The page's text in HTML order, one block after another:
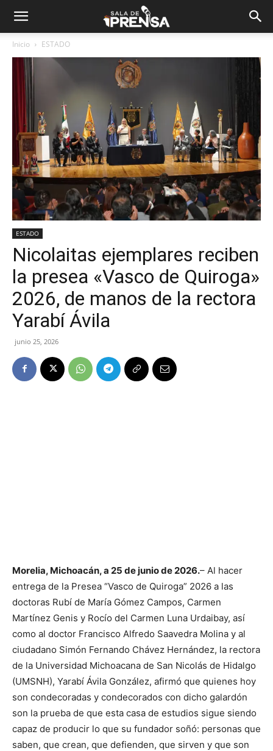
Inicio ESTADO
ESTADO
Nicolaitas ejemplares reciben
la presea «Vasco de Quiroga»
2026, de manos de la rectora
Yarabí Ávila
junio 25, 2026
Morelia, Michoacán, a 25 de junio de 2026.– Al hacer
entrega de la Presea “Vasco de Quiroga” 2026 a las
doctoras Rubí de María Gómez Campos, Carmen
Martínez Genis y Rocío del Carmen Luna Urdaibay, así
como al doctor Francisco Alfredo Saavedra Molina y al
ciudadano Simón Fernando Chávez Hernández, la rectora
de la Universidad Michoacana de San Nicolás de Hidalgo
(UMSNH), Yarabí Ávila González, afirmó que quienes hoy
son condecoradas y condecorados con dicho galardón
son la prueba de que esta casa de estudios sigue siendo
capaz de producir lo que su fundador soñó: personas que
saben, que crean, que defienden, que sirven y que son